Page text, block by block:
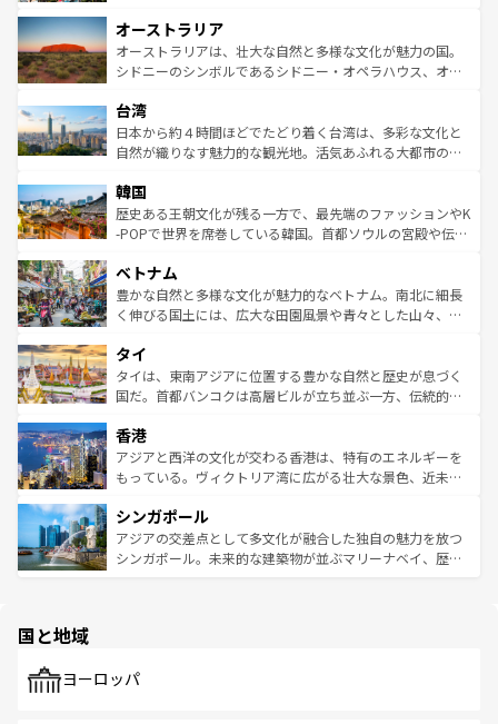
部のニューオーリンズでは、音楽と美食が融合した独特の
文化が魅力。旅行者はアメリカの各地域で異なる魅力を楽
しみながら、その多様性と豊かな歴史を感じることができ
ならではの贅沢な旅のスタイルだ。 なお、新着のアメリカ
情報はコンテンツ一覧を参照してほしい。
ワイ島は見逃せない。また、定番の観光地といえばオアフ
島だが、静かな自然を求めるならマウイ島やカウアイ島が
おすすめ。エメラルドグリーンに輝く海をはじめ、豊かな
れるおもてなしの心で訪れる人々を迎えてくれるハワイの
人々、おいしいローカルフードやハワイアンミュージッ
ク、伝統的なフラダンスなど、すべてがハワイの魅力を彩
ワイを、存分に味わってほしい。 なお、新着のハワイ情報
はコンテンツ一覧を参照してほしい。
オーストラリア
オーストラリアは、壮大な自然と多様な文化が魅力の国。
シドニーのシンボルであるシドニー・オペラハウス、オー
リアリーフや大陸中央部にそびえるウルル（エアーズロッ
ク）、タスマニアの美しい原生林やケアンズの熱帯雨林な
ど、見どころがたくさん。また、カフェやワイン、オージ
いる。アクティビティも充実しており、サーフィンやダイ
ビング、ハイキングなど、アウトドア好きにはたまらな
い。オーストラリアの多彩な魅力を存分に味わいつくそ
参照してほしい。
台湾
日本から約４時間ほどでたどり着く台湾は、多彩な文化と
自然が織りなす魅力的な観光地。活気あふれる大都市の台
ン）、静ひつな山岳地帯である台湾東部など、都市の喧騒
と山間の静けさが共存しており、訪れる人に新しい発見と
驚きをもたらしてくれる。また、奥深い台湾の食文化も魅
容にもいいと評判のスイーツなど、バラエティ豊かな料理
が味わえる。 なお、新着の台湾情報は コンテンツ一覧を参
照してほしい。
韓国
歴史ある王朝文化が残る一方で、最先端のファッションやK
-POPで世界を席巻している韓国。首都ソウルの宮殿や伝統
き、地方に足を延ばせば四季折々の自然美を楽しむことが
できる。そして、キムチや焼肉、絶品のストリートフード
まで、さまざまな韓国料理が待っている。夜には、韓国な
リティに包まれながら、韓国の多彩な魅力を心ゆくまで味
わってみてほしい。 なお、新着の韓国情報はコンテンツ一
覧を参照してほしい。
ベトナム
豊かな自然と多様な文化が魅力的なベトナム。南北に細長
く伸びる国土には、広大な田園風景や青々とした山々、世
急速な発展と共に伝統が息づく。ハノイの古い町並みやホ
ーチミン市のフランス統治時代の建物も、独特の雰囲気を
醸し出している。また、バラエティの豊かさとおいしさで
とつ。フォーやバインミー、ベトナムコーヒーなどは、ぜ
ひ現地で味わいたい。どの地域を訪れてもあたたかい人々
が旅行者を迎えてくれるので、きっと忘れられない旅にな
参照してほしい。
タイ
タイは、東南アジアに位置する豊かな自然と歴史が息づく
国だ。首都バンコクは高層ビルが立ち並ぶ一方、伝統的な
の活気が交差している。北部ではチェンマイなどの山岳地
帯で自然と触れ合い、南部ではプーケットやクラビの美し
いビーチでリゾート気分を楽しむことができる。タイ料理
激する。気候は一年中温暖で、どの季節にも異なる楽しみ
が待っている。親しみやすいタイの人々、仏教を中心とし
た文化、そして多様な観光資源が、訪れる旅人を魅了し続
香港
アジアと西洋の文化が交わる香港は、特有のエネルギーを
もっている。ヴィクトリア湾に広がる壮大な景色、近未来
み、どこを訪れても感動するはず。観光スポットが密集し
ており、効率よく見どころを回れるのも魅力。息をのむよ
うな絶景から文化的な体験まで、香港を存分に楽しみ尽く
シンガポール
アジアの交差点として多文化が融合した独自の魅力を放つ
シンガポール。未来的な建築物が並ぶマリーナベイ、歴史
で、ホーカーズは地元の風情を楽しめる外せないスポット
国と地域
ヨーロッパ